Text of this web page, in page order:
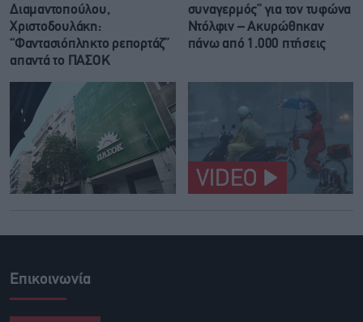
Διαμαντοπούλου,
Χριστοδουλάκη:
“Φαντασιόπληκτο ρεπορτάζ”
απαντά το ΠΑΣΟΚ
συναγερμός” για τον τυφώνα
Ντόλφιν – Ακυρώθηκαν
πάνω από 1.000 πτήσεις
VIDEO
Επικοινωνία